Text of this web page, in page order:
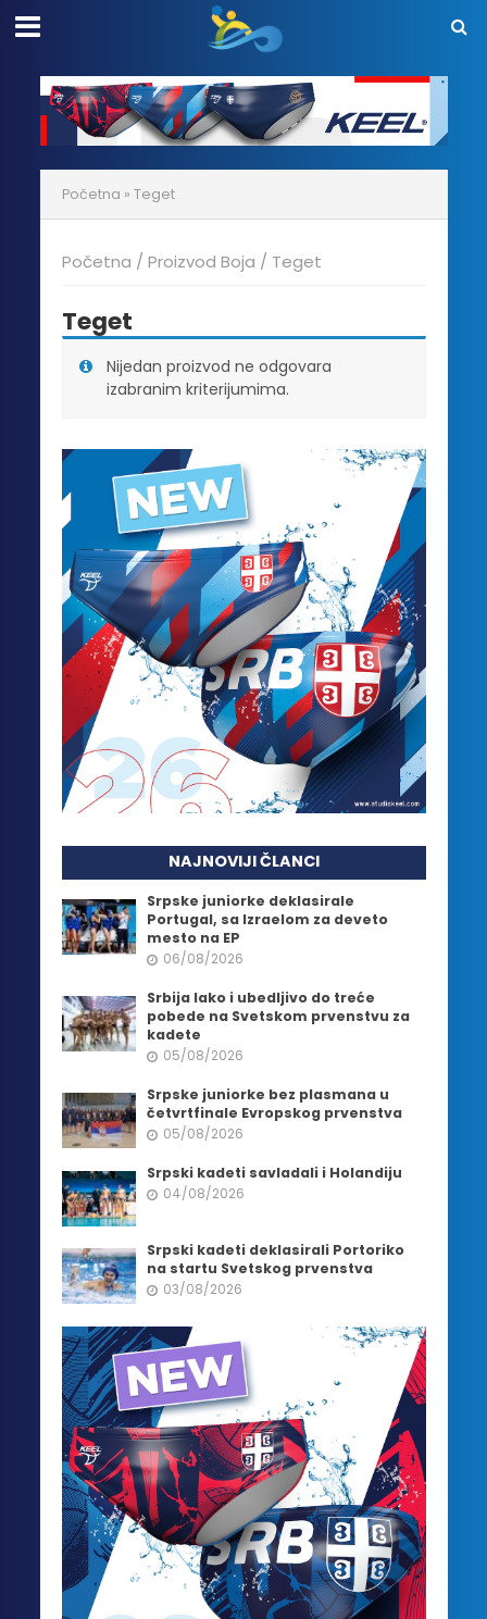
Početna » Teget
Početna / Proizvod Boja / Teget
Teget
Nijedan proizvod ne odgovara
izabranim kriterijumima.
NAJNOVIJI ČLANCI
Srpske juniorke deklasirale
Portugal, sa Izraelom za deveto
mesto na EP
06/08/2026
Srbija lako i ubedljivo do treće
pobede na Svetskom prvenstvu za
kadete
05/08/2026
Srpske juniorke bez plasmana u
četvrtfinale Evropskog prvenstva
05/08/2026
Srpski kadeti savladali i Holandiju
04/08/2026
Srpski kadeti deklasirali Portoriko
na startu Svetskog prvenstva
03/08/2026